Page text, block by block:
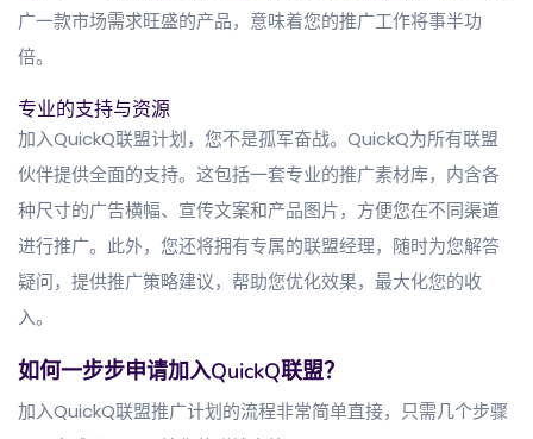
广一款市场需求旺盛的产品，意味着您的推广工作将事半功
倍。
专业的支持与资源
加入QuickQ联盟计划，您不是孤军奋战。QuickQ为所有联盟
伙伴提供全面的支持。这包括一套专业的推广素材库，内含各
种尺寸的广告横幅、宣传文案和产品图片，方便您在不同渠道
进行推广。此外，您还将拥有专属的联盟经理，随时为您解答
疑问，提供推广策略建议，帮助您优化效果，最大化您的收
入。
如何一步步申请加入QuickQ联盟？
加入QuickQ联盟推广计划的流程非常简单直接，只需几个步骤